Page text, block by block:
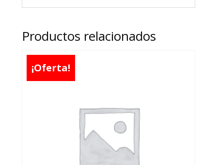
Productos relacionados
¡Oferta!